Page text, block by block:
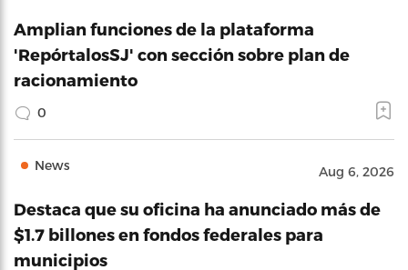
Amplian funciones de la plataforma
'RepórtalosSJ' con sección sobre plan de
racionamiento
0
News Aug 6, 2026
Destaca que su oficina ha anunciado más de
$1.7 billones en fondos federales para
municipios